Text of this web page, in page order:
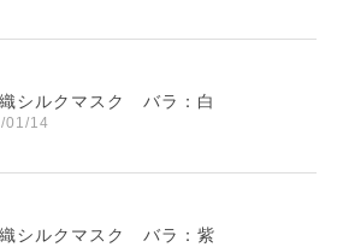
シルクマスク バラ：白
01/14
シルクマスク バラ：紫